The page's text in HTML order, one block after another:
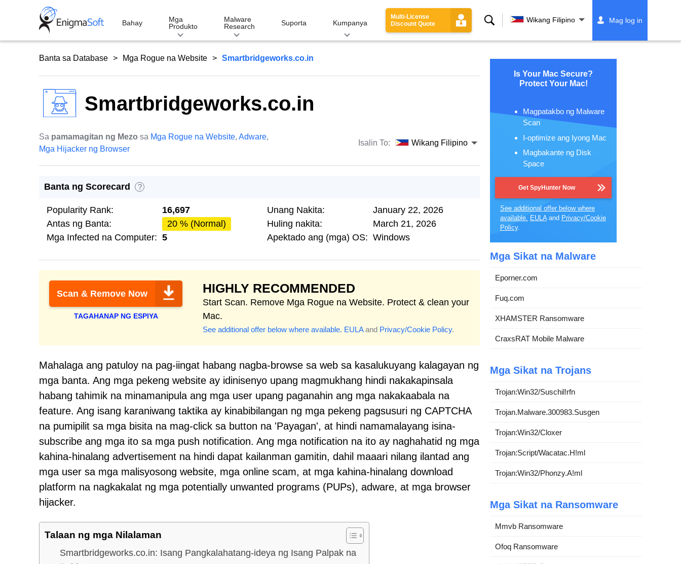
Bahay
Mga
Produkto
Malware
Research
Suporta Kumpanya
Multi-License
Discount Quote
PaghahanapWikang Filipino Mag log in
Banta sa Database Mga Rogue na Website Smartbridgeworks.co.in
Smartbridgeworks.co.in
Sa pamamagitan ng Mezo sa Mga Rogue na Website, Adware,
Mga Hijacker ng Browser
Isalin To: Wikang Filipino
Banta ng Scorecard ?
Popularity Rank:
16,697
Antas ng Banta:
20 % (Normal)
Mga Infected na Computer: 5
Unang Nakita:
January 22, 2026
Huling nakita:
March 21, 2026
Apektado ang (mga) OS: Windows
Scan & Remove Now
TAGAHANAP NG ESPIYA
HIGHLY RECOMMENDED
Start Scan. Remove Mga Rogue na Website. Protect & clean your
Mac.
See additional offer below where available. EULAand Privacy/Cookie Policy.
Mahalaga ang patuloy na pag-iingat habang nagba-browse sa web sa kasalukuyang kalagayan ng
mga banta. Ang mga pekeng website ay idinisenyo upang magmukhang hindi nakakapinsala
habang tahimik na minamanipula ang mga user upang paganahin ang mga nakakaabala na
feature. Ang isang karaniwang taktika ay kinabibilangan ng mga pekeng pagsusuri ng CAPTCHA
na pumipilit sa mga bisita na mag-click sa button na 'Payagan', at hindi namamalayang isina-
subscribe ang mga ito sa mga push notification. Ang mga notification na ito ay naghahatid ng mga
kahina-hinalang advertisement na hindi dapat kailanman gamitin, dahil maaari nilang ilantad ang
mga user sa mga malisyosong website, mga online scam, at mga kahina-hinalang download
platform na nagkakalat ng mga potentially unwanted programs (PUPs), adware, at mga browser
hijacker.
Talaan ng mga Nilalaman
Smartbridgeworks.co.in: Isang Pangkalahatang-ideya ng Isang Palpak na
Is Your Mac Secure?
Protect Your Mac!
Magpatakbo ng Malware
Scan
I-optimize ang Iyong Mac
Magbakante ng Disk
Space
Get SpyHunter Now
See additional offer below where
available. EULAand Privacy/Cookie
Policy.
Mga Sikat na Malware
Eporner.com
Fuq.com
XHAMSTER Ransomware
CraxsRAT Mobile Malware
Mga Sikat na Trojans
Trojan:Win32/Suschil!rfn
Trojan.Malware.300983.Susgen
Trojan:Win32/Cloxer
Trojan:Script/Wacatac.H!ml
Trojan:Win32/Phonzy.A!ml
Mga Sikat na Ransomware
Mmvb Ransomware
Ofoq Ransomware